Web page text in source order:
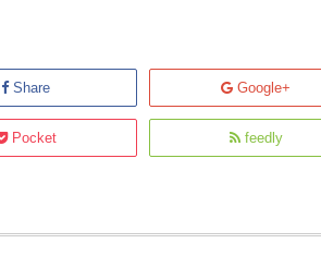
Share Google+
Pocket feedly